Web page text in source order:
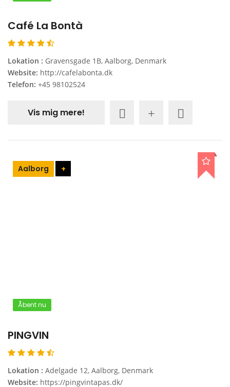
Café La Bontà
Lokation : Gravensgade 1B, Aalborg, Denmark
Website: http://cafelabonta.dk
Telefon: +45 98102524
Vis mig mere!
Aalborg +
Åbent nu
PINGVIN
Lokation : Adelgade 12, Aalborg, Denmark
Website: https://pingvintapas.dk/